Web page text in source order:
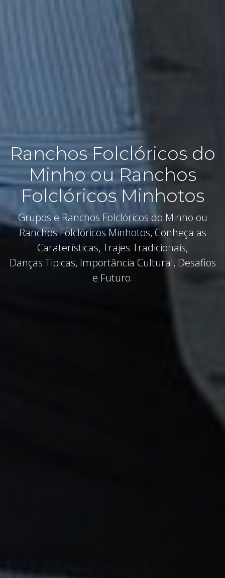
Ranchos Folclóricos do
Minho ou Ranchos
Folclóricos Minhotos
Grupos e Ranchos Folclóricos do Minho ou
Ranchos Folclóricos Minhotos, Conheça as
Caraterísticas, Trajes Tradicionais,
Danças Tipicas, Importância Cultural, Desafios
e Futuro.